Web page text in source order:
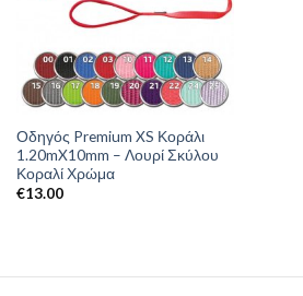
Οδηγός Premium XS Κοράλι
1.20mX10mm – Λουρί Σκύλου
Κοραλί Χρώμα
€13.00